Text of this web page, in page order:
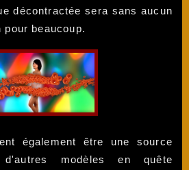
décontractée sera sans aucun
beaucoup.
également être une source
d'autres modèles en quête